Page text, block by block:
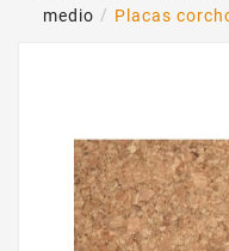
medio
Placas